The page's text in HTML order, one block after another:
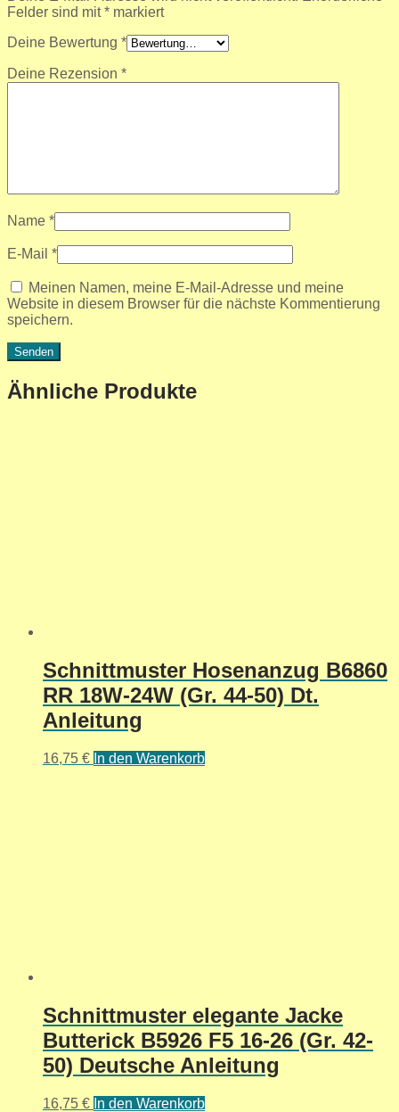
Felder sind mit* markiert
Deine Bewertung *
Deine Rezension *
Name *
E-Mail *
Meinen Namen, meine E-Mail-Adresse und meine
Website in diesem Browser für die nächste Kommentierung
speichern.
Ähnliche Produkte
Schnittmuster Hosenanzug B6860
RR 18W-24W (Gr. 44-50) Dt.
Anleitung
16,75 € In den Warenkorb
Schnittmuster elegante Jacke
Butterick B5926 F5 16-26 (Gr. 42-
50) Deutsche Anleitung
16,75 € In den Warenkorb